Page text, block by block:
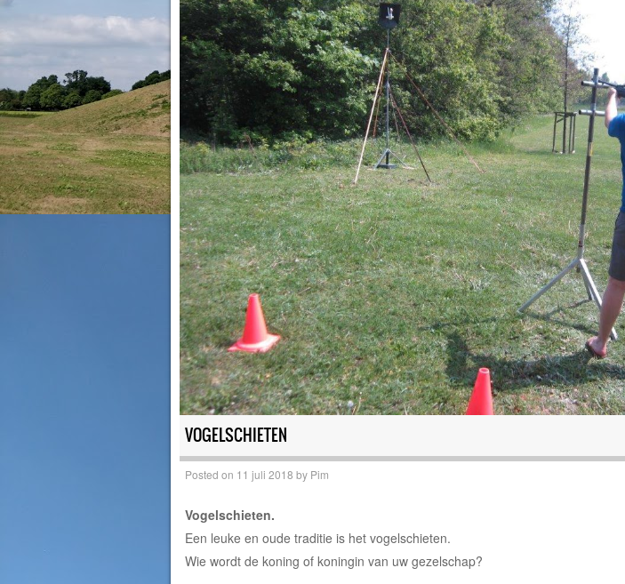
VOGELSCHIETEN
Posted on 11 juli 2018 by Pim
Vogelschieten.
Een leuke en oude traditie is het vogelschieten.
Wie wordt de koning of koningin van uw gezelschap?